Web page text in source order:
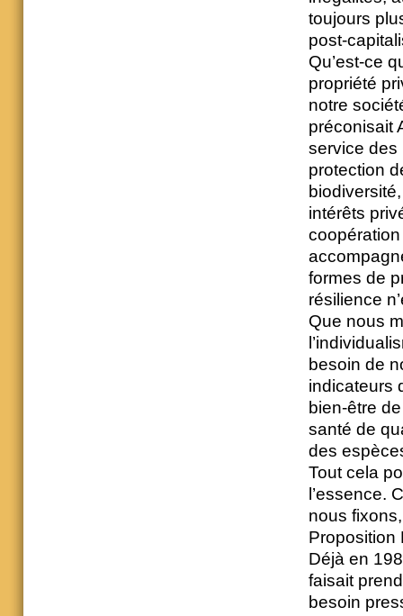
toujours
post-
Qu’est-ce
propriété
notre
préconisait
service des
protection
intérêts
formes de
résilience
Que nous
besoin de
indicateurs
bien-être
santé de
des
Tout cela
l’essence.
nous
Proposition
Déjà en
faisait
besoin